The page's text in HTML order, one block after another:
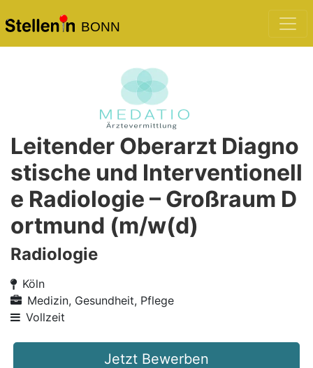
BONN
Leitender Oberarzt Diagno
stische und Interventionell
e Radiologie – Großraum D
ortmund (m/w(d)
Radiologie
Köln
Medizin, Gesundheit, Pflege
Vollzeit
Jetzt Bewerben